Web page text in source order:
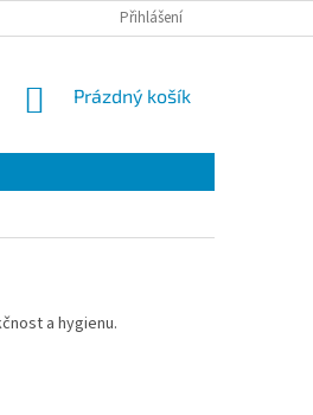
Přihlášení
NÁKUPNÍ
Prázdný košík
a hygienu.